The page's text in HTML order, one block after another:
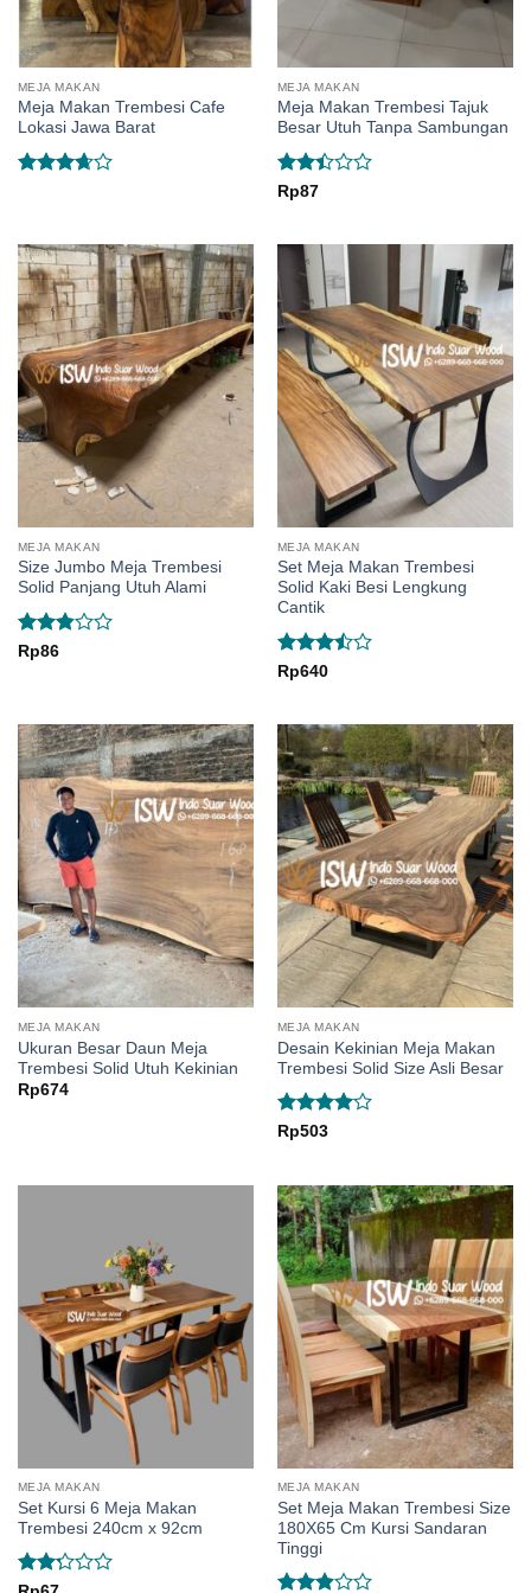
MEJA MAKAN
Meja Makan Trembesi Cafe
Lokasi Jawa Barat
MEJA MAKAN
Meja Makan Trembesi Tajuk
Besar Utuh Tanpa Sambungan
Rated
of 5
Rp87
MEJA MAKAN
Size Jumbo Meja Trembesi
Solid Panjang Utuh Alami
Rated
Rp86
MEJA MAKAN
Set Meja Makan Trembesi
Solid Kaki Besi Lengkung
Cantik
Rated
Rp640
MEJA MAKAN
Ukuran Besar Daun Meja
Trembesi Solid Utuh Kekinian
Rp674
MEJA MAKAN
Desain Kekinian Meja Makan
Trembesi Solid Size Asli Besar
Rated
Rp503
MEJA MAKAN
Set Kursi 6 Meja Makan
Trembesi 240cm x 92cm
MEJA MAKAN
Set Meja Makan Trembesi Size
180X65 Cm Kursi Sandaran
Tinggi